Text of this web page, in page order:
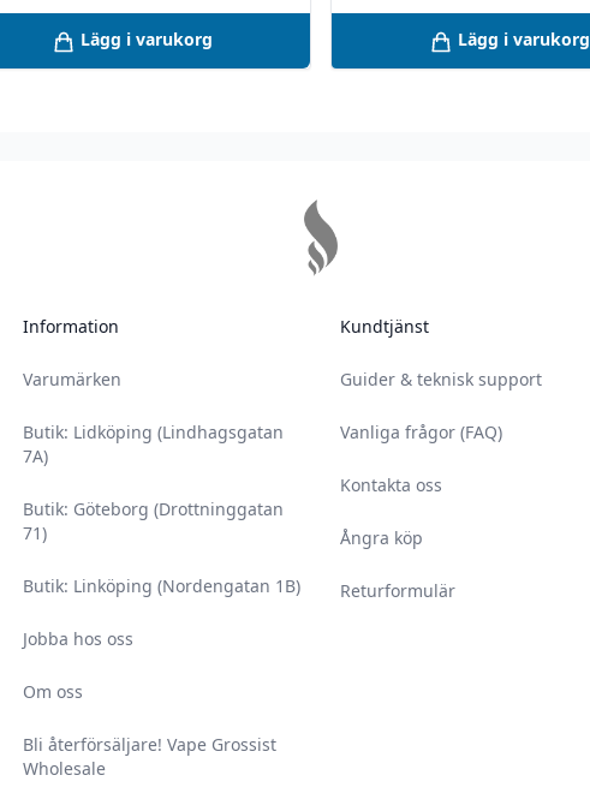
Lägg i varukorg Lägg i varukorg
Information
Varumärken
Butik: Lidköping (Lindhagsgatan
7A)
Butik: Göteborg (Drottninggatan
71)
Butik: Linköping (Nordengatan 1B)
Jobba hos oss
Om oss
Bli återförsäljare! Vape Grossist
Wholesale
Kundtjänst
Guider & teknisk support
Vanliga frågor (FAQ)
Kontakta oss
Ångra köp
Returformulär